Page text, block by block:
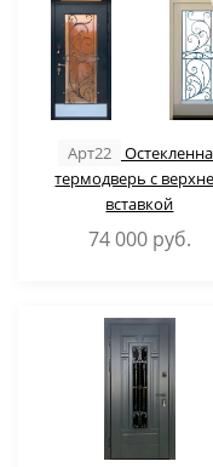
Арт22
термодверь с
вставкой
74 000 руб.